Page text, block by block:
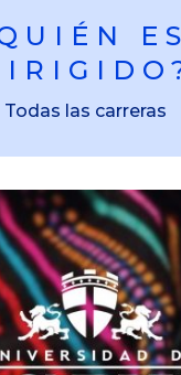
Todas las carreras